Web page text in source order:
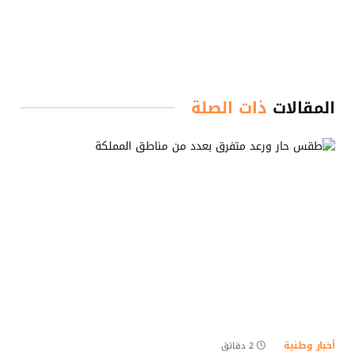
المقالات ذات الصلة
أخبار وطنية 2 دقائق